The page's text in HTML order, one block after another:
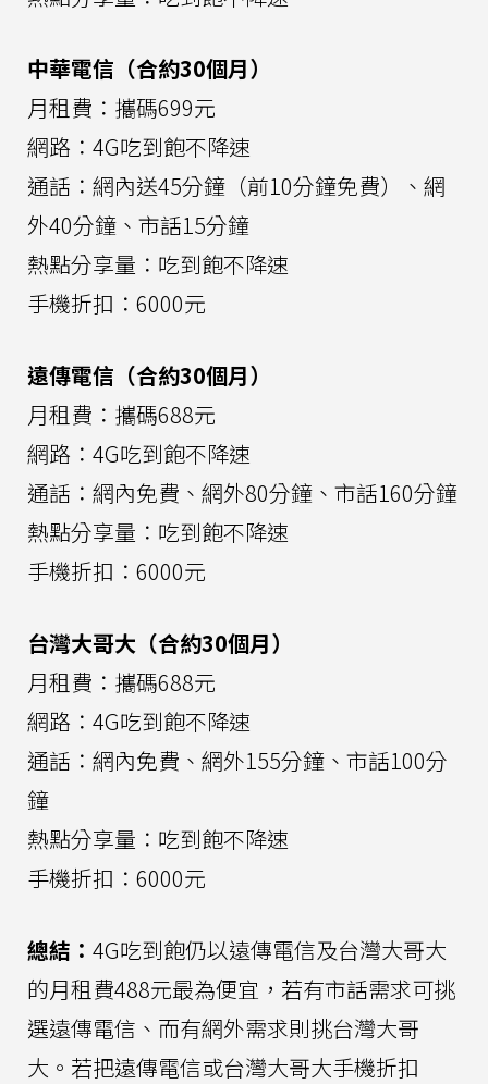
中華電信（合約30個月）
月租費：攜碼699元
網路：4G吃到飽不降速
通話：網內送45分鐘（前10分鐘免費）、網
外40分鐘、市話15分鐘
熱點分享量：吃到飽不降速
手機折扣：6000元
遠傳電信（合約30個月）
月租費：攜碼688元
網路：4G吃到飽不降速
通話：網內免費、網外80分鐘、市話160分鐘
熱點分享量：吃到飽不降速
手機折扣：6000元
台灣大哥大（合約30個月）
月租費：攜碼688元
網路：4G吃到飽不降速
通話：網內免費、網外155分鐘、市話100分
鐘
熱點分享量：吃到飽不降速
手機折扣：6000元
總結： 4G吃到飽仍以遠傳電信及台灣大哥大
的月租費488元最為便宜，若有市話需求可挑
選遠傳電信、而有網外需求則挑台灣大哥
大。若把遠傳電信或台灣大哥大手機折扣